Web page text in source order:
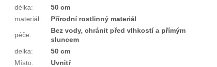
délka:
50 cm
materiál: Přírodní rostlinný materiál
péče:
Bez vody, chránit před vlhkostí a přímým
sluncem
delka:
50 cm
Místo: Uvnitř